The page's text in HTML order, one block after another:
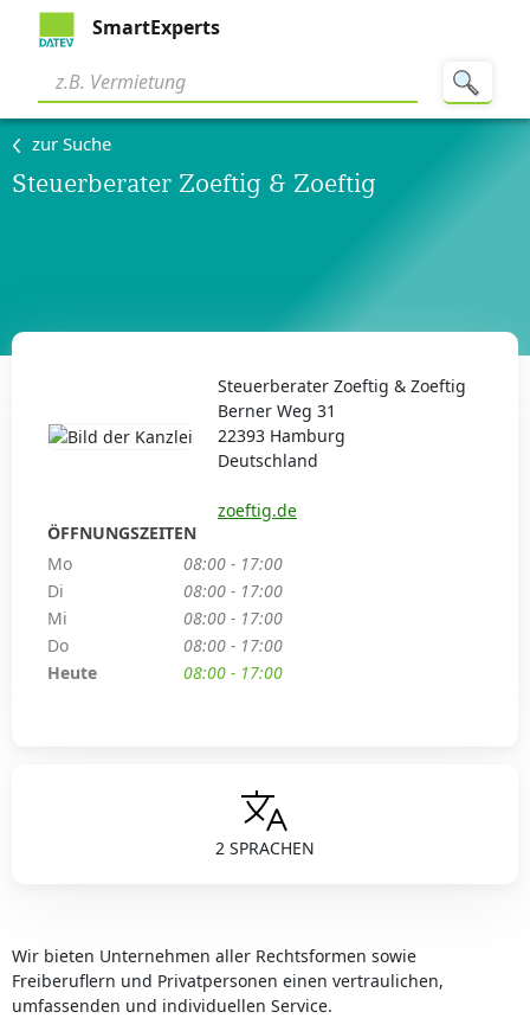
SmartExperts
zur Suche
Steuerberater Zoeftig & Zoeftig
2 SPRACHEN
Wir bieten Unternehmen aller Rechtsformen sowie
Freiberuflern und Privatpersonen einen vertraulichen,
umfassenden und individuellen Service.
Steuerberater Zoeftig & Zoeftig
Berner Weg 31
22393 Hamburg
Deutschland
zoeftig.de
ÖFFNUNGSZEITEN
Mo
08:00 - 17:00
Di
08:00 - 17:00
Mi
08:00 - 17:00
Do
08:00 - 17:00
Heute
08:00 - 17:00